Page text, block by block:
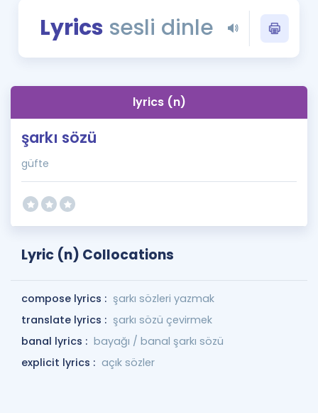
Rehberlik Aracı
Blog
İngilizce Gramer
Lyrics sesli dinle
lyrics (n)
şarkı sözü
güfte
Lyric (n) Collocations
compose lyrics : şarkı sözleri yazmak
translate lyrics : şarkı sözü çevirmek
banal lyrics : bayağı / banal şarkı sözü
explicit lyrics : açık sözler